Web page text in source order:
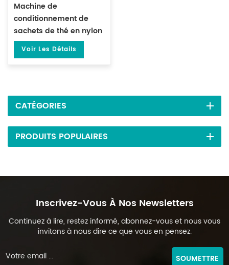
Machine de
conditionnement de
sachets de thé en nylon
avec pyramides
triangulaires et sac
Voir Les Détails
CATÉGORIES
PRODUITS POPULAIRES
Inscrivez-Vous À Nos Newsletters
Continuez à lire, restez informé, abonnez-vous et nous vous
invitons à nous dire ce que vous en pensez.
SOUMETTRE